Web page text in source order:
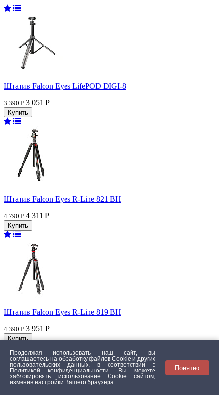
Штатив Falcon Eyes LifePOD DIGI-8
3 390 Р 3 051 Р
Штатив Falcon Eyes R-Line 821 BH
4 790 Р 4 311 Р
Штатив Falcon Eyes R-Line 819 BH
4 390 Р 3 951 Р
Продолжая использовать наш сайт, вы
соглашаетесь на обработку файлов Сookie и других
пользовательских данных, в соответствии с
Политикой конфиденциальности
. Вы можете
заблокировать использование Cookie сайтом,
изменив настройки Вашего браузера.
Понятно